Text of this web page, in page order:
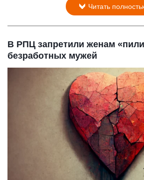
Читать
В РПЦ запретили женам
безработных мужей